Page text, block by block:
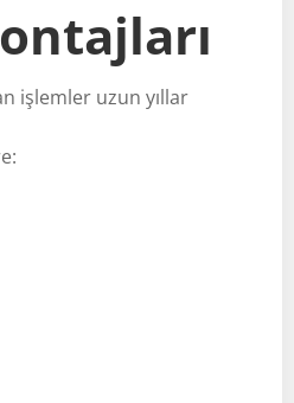
işlemler uzun yıllar